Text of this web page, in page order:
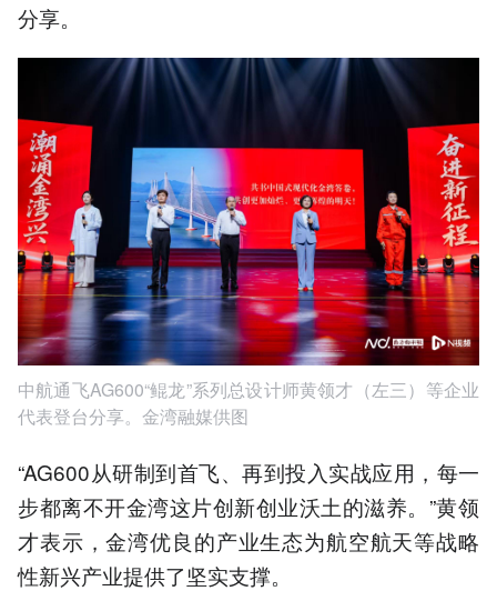
分享。
中航通飞AG600“鲲龙”系列总设计师黄领才（左三）等企业
代表登台分享。金湾融媒供图
“AG600从研制到首飞、再到投入实战应用，每一
步都离不开金湾这片创新创业沃土的滋养。”黄领
才表示，金湾优良的产业生态为航空航天等战略
性新兴产业提供了坚实支撑。